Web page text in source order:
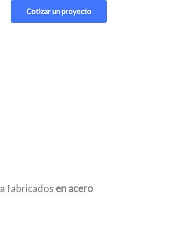
Cotizar un proyecto
fabricados en acero